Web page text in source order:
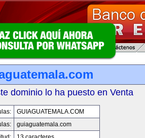
dominio lo ha puesto en Venta
GUIAGUATEMALA.COM
guiaguatemala.com